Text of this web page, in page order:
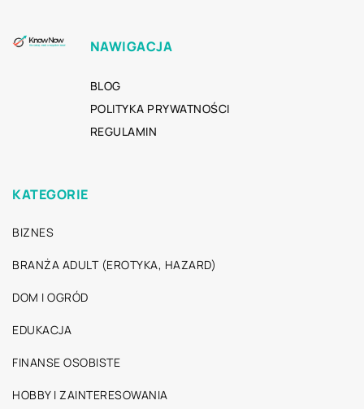
NAWIGACJA
BLOG
POLITYKA PRYWATNOŚCI
REGULAMIN
KATEGORIE
BIZNES
BRANŻA ADULT (EROTYKA, HAZARD)
DOM I OGRÓD
EDUKACJA
FINANSE OSOBISTE
HOBBY I ZAINTERESOWANIA